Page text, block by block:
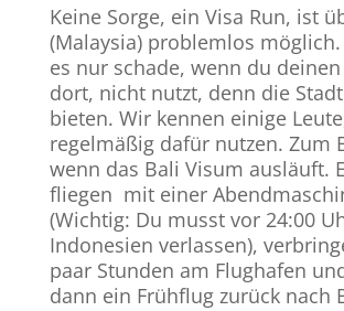
Keine Sorge, ein Visa Run, ist
(Malaysia) problemlos
es nur schade, wenn du
dort, nicht nutzt, denn die
bieten. Wir kennen einige
regelmäßig dafür nutzen. Zum
wenn das Bali Visum ausläuft.
fliegen mit einer
(Wichtig: Du musst vor 24:00
Indonesien verlassen),
paar Stunden am Flughafen
dann ein Frühflug zurück nach